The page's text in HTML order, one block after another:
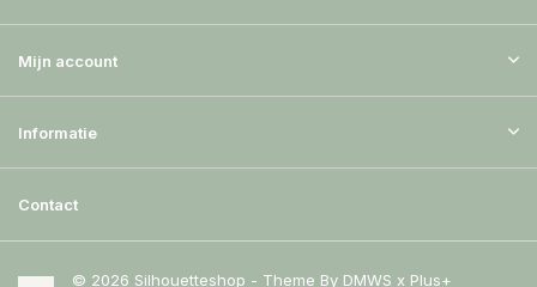
Mijn account
Informatie
Contact
© 2026 Silhouetteshop - Theme By DMWS x Plus+